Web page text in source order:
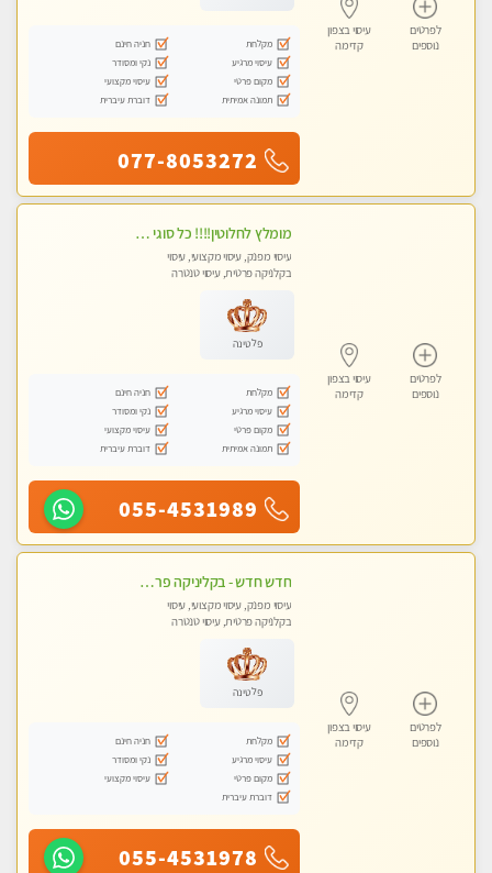
לפרטים
נוספים
עיסוי בצפון
קדימה
מקלחת
חניה חינם
עיסוי מרגיע
נקי ומסודר
מקום פרטי
עיסוי מקצועי
תמונה אמיתית
דוברת עיברית
077-8053272
לפרטים
נוספים
עיסוי בצפון
קדימה
מומלץ לחלוטין!!!! כל סוגי העיסויים מעסה מקצועית ואיכותית פרטי!!!
עיסוי מפנק, עיסוי מקצועי, עיסוי
בקלניקה פרטית, עיסוי טנטרה
פלטינה
מקלחת
חניה חינם
עיסוי מרגיע
נקי ומסודר
מקום פרטי
עיסוי מקצועי
תמונה אמיתית
דוברת עיברית
055-4531989
לפרטים
נוספים
עיסוי בצפון
קדימה
חדש חדש - בקליניקה פרטית בהרצליה עיסוי לחידוש אנרגיות עיסוי חלומי מומלץ מאוד !
עיסוי מפנק, עיסוי מקצועי, עיסוי
בקלניקה פרטית, עיסוי טנטרה
פלטינה
מקלחת
חניה חינם
עיסוי מרגיע
נקי ומסודר
מקום פרטי
עיסוי מקצועי
דוברת עיברית
055-4531978